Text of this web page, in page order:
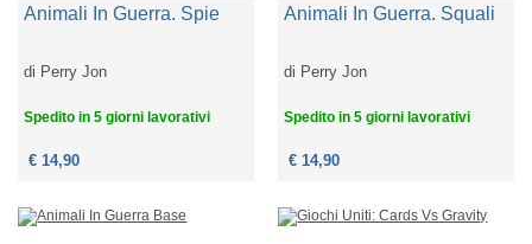
Animali In Guerra. Spie
di Perry Jon
Spedito in 5 giorni lavorativi
€ 14,90
Animali In Guerra. Squali
di Perry Jon
Spedito in 5 giorni lavorativi
€ 14,90